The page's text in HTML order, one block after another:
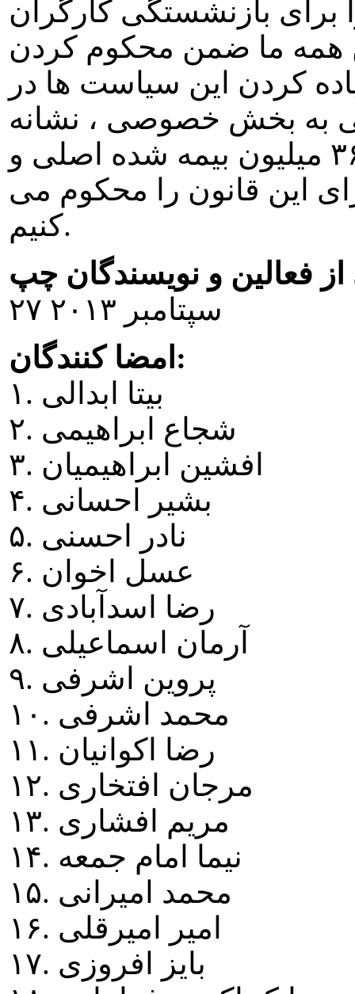
بازنشستگی کارگران
همه ما ضمن محکوم کردن
کردن اين سياست ها در
به بخش خصوصی ، نشانه
اصلی محروم کردن جامعه و ۳۶ ميليون بيمه شده اصلی و
اين قانون را محکوم می
کنيم.
فعالين و نويسندگان چپ
۲۷ سپتامبر ۲۰۱۳
امضا کنندگان:
۱. بيتا ابدالی
۲. شجاع ابراهيمی
۳. افشين ابراهيميان
۴. بشير احسانی
۵. نادر احسنی
۶. عسل اخوان
۷. رضا اسدآبادی
۸. آرمان اسماعيلی
۹. پروين اشرفی
۱۰. محمد اشرفی
۱۱. رضا اکوانيان
۱۲. مرجان افتخاری
۱۳. مريم افشاری
۱۴. نيما امام جمعه
۱۵. محمد اميرانی
۱۶. امير اميرقلی
۱۷. بايز افروزی